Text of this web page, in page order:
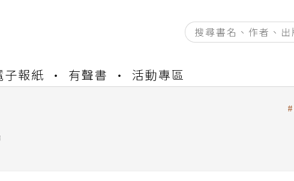
子報紙 有聲書 活動專區
步暫停部分閱讀服務
果查詢